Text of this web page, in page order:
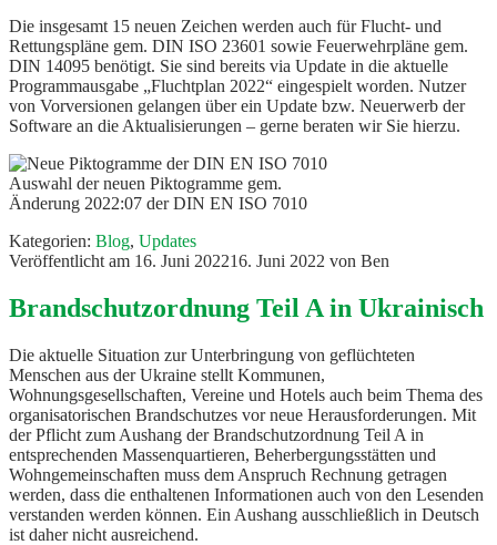
Die insgesamt 15 neuen Zeichen werden auch für Flucht- und
Rettungspläne gem. DIN ISO 23601 sowie Feuerwehrpläne gem.
DIN 14095 benötigt. Sie sind bereits via Update in die aktuelle
Programmausgabe „Fluchtplan 2022“ eingespielt worden. Nutzer
von Vorversionen gelangen über ein Update bzw. Neuerwerb der
Software an die Aktualisierungen – gerne beraten wir Sie hierzu.
Auswahl der neuen Piktogramme gem.
Änderung 2022:07 der DIN EN ISO 7010
Kategorien: Blog, Updates
Veröffentlicht am 16. Juni 202216. Juni 2022 von Ben
Brandschutzordnung Teil A in Ukrainisch
Die aktuelle Situation zur Unterbringung von geflüchteten
Menschen aus der Ukraine stellt Kommunen,
Wohnungsgesellschaften, Vereine und Hotels auch beim Thema des
organisatorischen Brandschutzes vor neue Herausforderungen. Mit
der Pflicht zum Aushang der Brandschutzordnung Teil A in
entsprechenden Massenquartieren, Beherbergungsstätten und
Wohngemeinschaften muss dem Anspruch Rechnung getragen
werden, dass die enthaltenen Informationen auch von den Lesenden
verstanden werden können. Ein Aushang ausschließlich in Deutsch
ist daher nicht ausreichend.